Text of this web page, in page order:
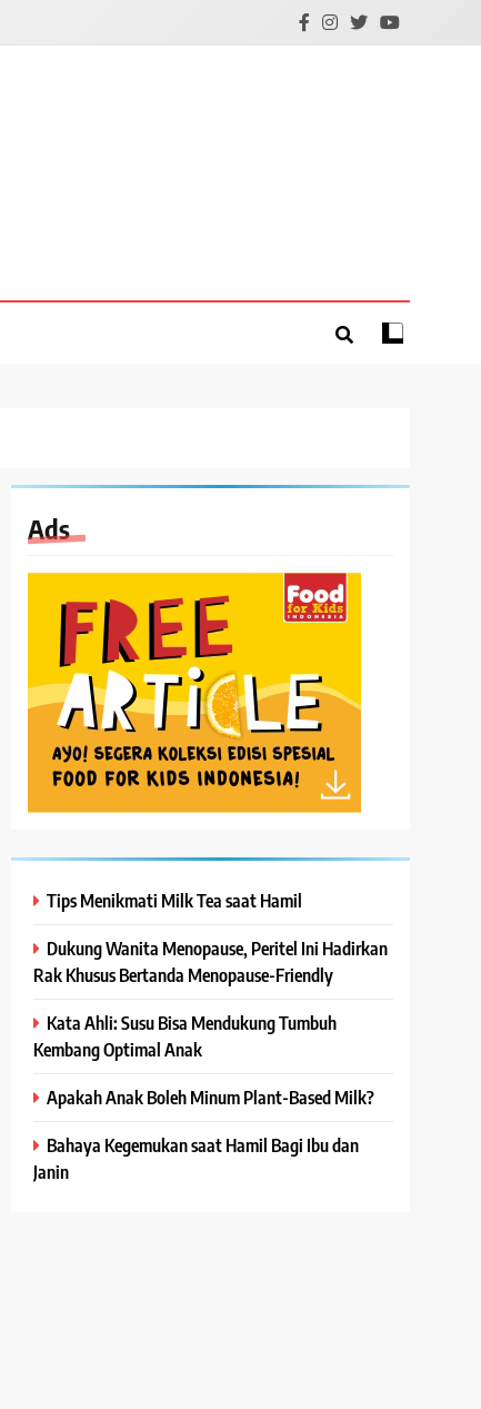
Ads
Tips Menikmati Milk Tea saat Hamil
Dukung Wanita Menopause, Peritel Ini Hadirkan
Rak Khusus Bertanda Menopause-Friendly
Kata Ahli: Susu Bisa Mendukung Tumbuh
Kembang Optimal Anak
Apakah Anak Boleh Minum Plant-Based Milk?
Bahaya Kegemukan saat Hamil Bagi Ibu dan
Janin